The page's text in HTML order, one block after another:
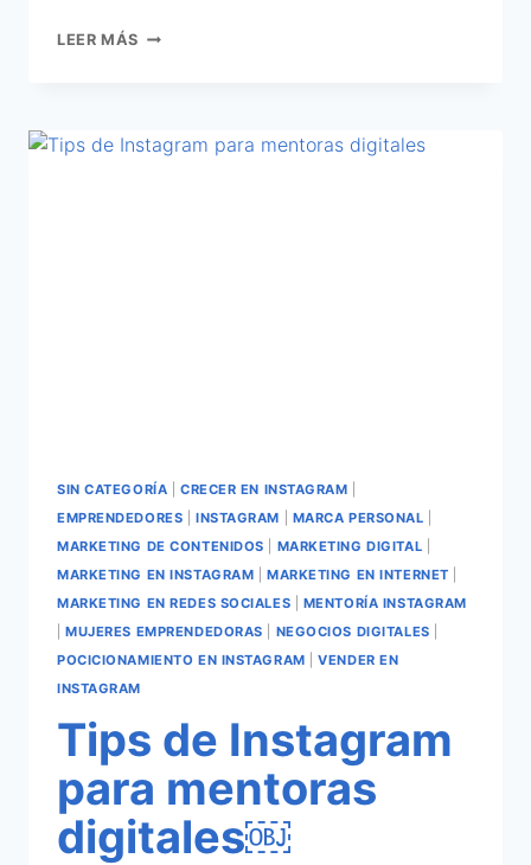
LEER MÁS
SIN CATEGORÍA CRECER EN INSTAGRAM
EMPRENDEDORES
INSTAGRAM MARCA PERSONAL
MARKETING DE CONTENIDOS
MARKETING DIGITAL
MARKETING EN INSTAGRAM |MARKETING EN INTERNET
MARKETING EN REDES SOCIALES
MENTORÍA INSTAGRAM
|MUJERES EMPRENDEDORAS NEGOCIOS DIGITALES
POCICIONAMIENTO EN INSTAGRAM |VENDER EN
INSTAGRAM
Tips de Instagram
para mentoras
digitales￼